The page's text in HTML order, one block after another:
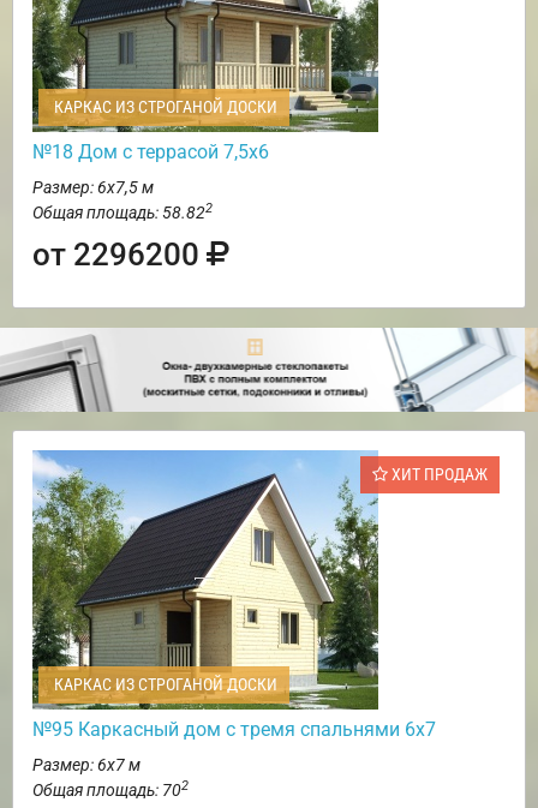
КАРКАС ИЗ СТРОГАНОЙ ДОСКИ
№18 Дом с террасой 7,5х6
Размер: 6х7,5 м
Общая площадь: 58.822
от 2296200
ХИТ ПРОДАЖ
КАРКАС ИЗ СТРОГАНОЙ ДОСКИ
№95 Каркасный дом с тремя спальнями 6х7
Размер: 6х7 м
Общая площадь: 702